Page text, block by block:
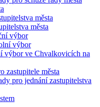
města
města
výbor
výbor
výbor ve Chvalkovicích na
zastupitele města
pro jednání zastupitelstva